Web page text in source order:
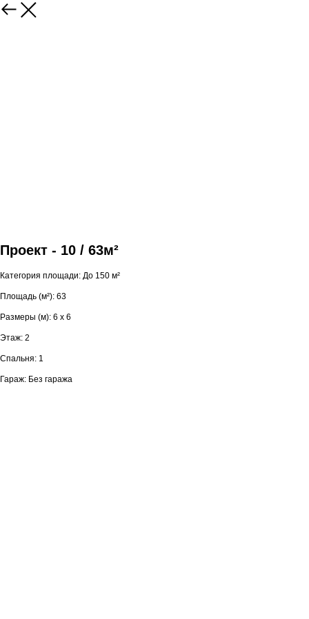
Проект - 10 / 63м²
Категория площади: До 150 м²
Площадь (м²): 63
Размеры (м): 6 х 6
Этаж: 2
Спальня: 1
Гараж: Без гаража